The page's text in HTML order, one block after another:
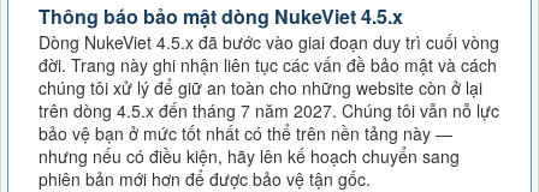
Thông báo bảo mật dòng NukeViet 4.5.x
Dòng NukeViet 4.5.x đã bước vào giai đoạn duy trì cuối vòng
đời. Trang này ghi nhận liên tục các vấn đề bảo mật và cách
chúng tôi xử lý để giữ an toàn cho những website còn ở lại
trên dòng 4.5.x đến tháng 7 năm 2027. Chúng tôi vẫn nỗ lực
bảo vệ bạn ở mức tốt nhất có thể trên nền tảng này —
nhưng nếu có điều kiện, hãy lên kế hoạch chuyển sang
phiên bản mới hơn để được bảo vệ tận gốc.